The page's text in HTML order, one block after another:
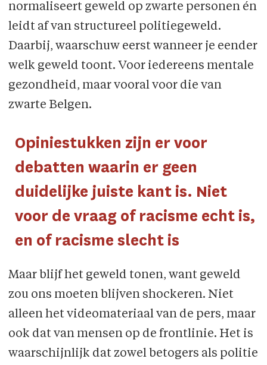
normaliseert geweld op zwarte personen én
leidt af van structureel politiegeweld.
Daarbij, waarschuw eerst wanneer je eender
welk geweld toont. Voor iedereens mentale
gezondheid, maar vooral voor die van
zwarte Belgen.
Opiniestukken zijn er voor
debatten waarin er geen
duidelijke juiste kant is. Niet
voor de vraag of racisme echt is,
en of racisme slecht is
Maar blijf het geweld tonen, want geweld
zou ons moeten blijven shockeren. Niet
alleen het videomateriaal van de pers, maar
ook dat van mensen op de frontlinie. Het is
waarschijnlijk dat zowel betogers als politie